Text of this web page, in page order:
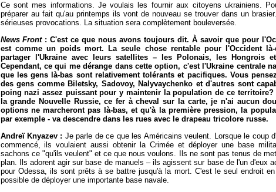
Ce sont mes informations. Je voulais les fournir aux citoyens ukrainiens.
préparer au fait qu'au printemps ils vont de nouveau se trouver dans un
sérieuses provocations. La situation sera complètement bouleversée.
News Front : C'est ce que nous avons toujours dit. À savoir que pour
est comme un poids mort. La seule chose rentable pour l'Occident là-
partager l'Ukraine avec leurs satellites – les Polonais, les Hongrois
Cependant, ce qui me dérange dans cette option, c'est l'Ukraine centrale
que les gens là-bas sont relativement tolérants et pacifiques. Vous
des gens comme Biletsky, Sadovoy, Nalyvaychenko et d'autres sont
poing nazi assez puissant pour y maintenir la population de ce territoire?
la grande Nouvelle Russie, ce fer à cheval sur la carte, je n'ai aucun
options ne marcheront pas là-bas, et qu'à la première pression, la
par exemple - va descendre dans les rues avec le drapeau tricolore russe.
AndreïKnyazev : Je parle de ce que les Américains veulent. Lorsque le coup
commencé, ils voulaient aussi obtenir la Crimée et déployer une base
sachons ce "qu'ils veulent" et ce que nous voulons. Ils ne sont pas tenus de
plan. Ils adorent agir sur base de manuels – ils agissent sur base de l'un d'eux
pour Odessa, ils sont prêts à se battre jusqu'à la mort. C'est le seul endroit
possible de déployer une importante base navale.